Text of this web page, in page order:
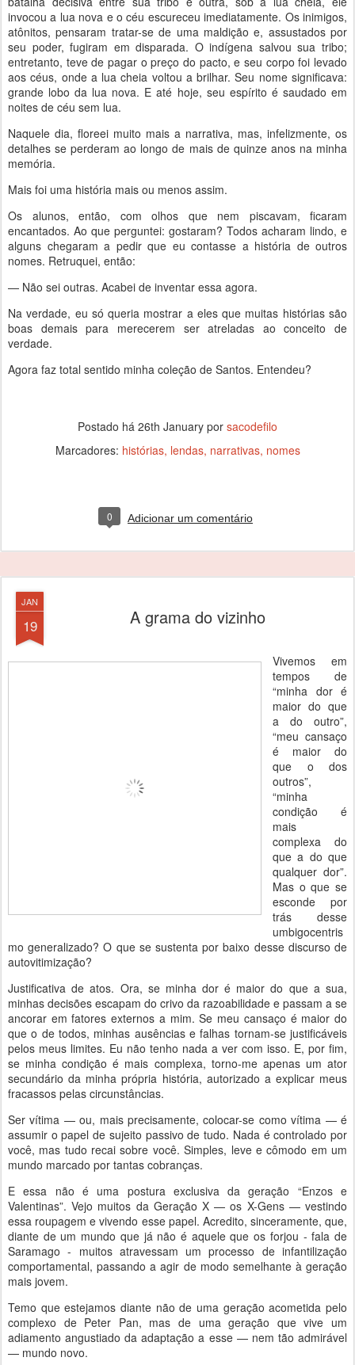
invocou a lua nova e o céu escureceu imediatamente. Os inimigos,
atônitos, pensaram tratar-se de uma maldição e, assustados por
seu poder, fugiram em disparada. O indígena salvou sua tribo;
entretanto, teve de pagar o preço do pacto, e seu corpo foi levado
aos céus, onde a lua cheia voltou a brilhar. Seu nome significava:
grande lobo da lua nova. E até hoje, seu espírito é saudado em
noites de céu sem lua.
Naquele dia, floreei muito mais a narrativa, mas, infelizmente, os
detalhes se perderam ao longo de mais de quinze anos na minha
memória.
Mais foi uma história mais ou menos assim.
Os alunos, então, com olhos que nem piscavam, ficaram
encantados. Ao que perguntei: gostaram? Todos acharam lindo, e
alguns chegaram a pedir que eu contasse a história de outros
nomes. Retruquei, então:
— Não sei outras. Acabei de inventar essa agora.
Na verdade, eu só queria mostrar a eles que muitas histórias são
boas demais para merecerem ser atreladas ao conceito de
verdade.
Agora faz total sentido minha coleção de Santos. Entendeu?
Postado há 26th January por sacodefilo
Marcadores: histórias lendas narrativas nomes
0 Adicionar um comentário
JAN
19 A grama do vizinho
Vivemos em
tempos de
“minha dor é
maior do que
a do outro”,
“meu cansaço
é maior do
que o dos
outros”,
“minha
condição é
mais
complexa do
que a do que
qualquer dor”.
Mas o que se
esconde por
trás desse
umbigocentris
mo generalizado? O que se sustenta por baixo desse discurso de
autovitimização?
Justificativa de atos. Ora, se minha dor é maior do que a sua,
minhas decisões escapam do crivo da razoabilidade e passam a se
ancorar em fatores externos a mim. Se meu cansaço é maior do
que o de todos, minhas ausências e falhas tornam-se justificáveis
pelos meus limites. Eu não tenho nada a ver com isso. E, por fim,
se minha condição é mais complexa, torno-me apenas um ator
secundário da minha própria história, autorizado a explicar meus
fracassos pelas circunstâncias.
Ser vítima — ou, mais precisamente, colocar-se como vítima — é
assumir o papel de sujeito passivo de tudo. Nada é controlado por
você, mas tudo recai sobre você. Simples, leve e cômodo em um
mundo marcado por tantas cobranças.
E essa não é uma postura exclusiva da geração “Enzos e
Valentinas”. Vejo muitos da Geração X — os X-Gens — vestindo
essa roupagem e vivendo esse papel. Acredito, sinceramente, que,
diante de um mundo que já não é aquele que os forjou - fala de
Saramago - muitos atravessam um processo de infantilização
comportamental, passando a agir de modo semelhante à geração
mais jovem.
Temo que estejamos diante não de uma geração acometida pelo
complexo de Peter Pan, mas de uma geração que vive um
adiamento angustiado da adaptação a esse — nem tão admirável
— mundo novo.